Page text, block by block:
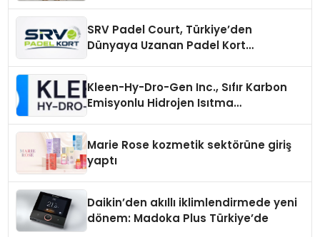
SRV Padel Court, Türkiye’den
Dünyaya Uzanan Padel Kort
Kleen-Hy-Dro-Gen Inc., Sıfır Karbon
Emisyonlu Hidrojen Isıtma
Marie Rose kozmetik sektörüne giriş
yaptı
Daikin’den akıllı iklimlendirmede yeni
dönem: Madoka Plus Türkiye’de